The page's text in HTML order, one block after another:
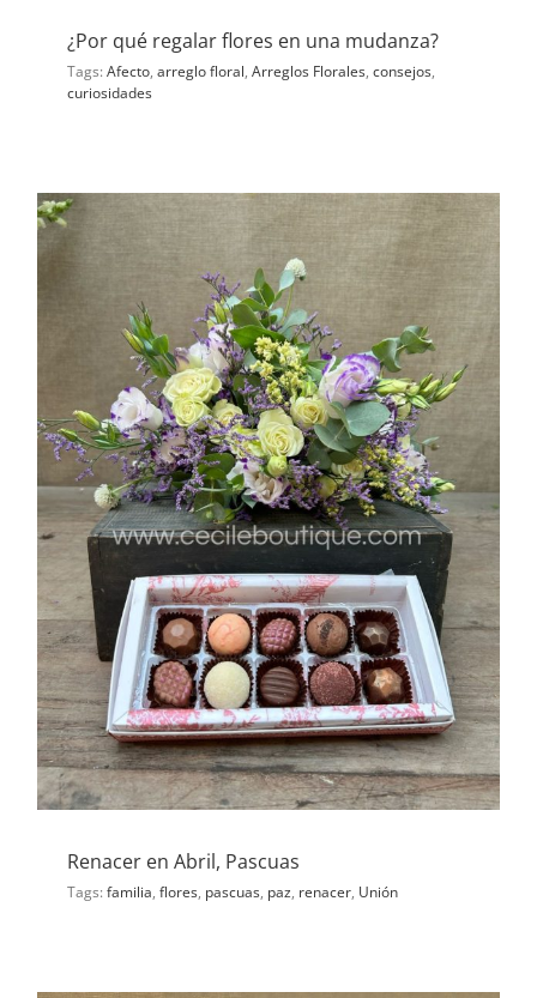
¿Por qué regalar flores en una mudanza?
Tags: Afecto, arreglo floral, Arreglos Florales, consejos,
curiosidades
Renacer en Abril, Pascuas
Tags: familia, flores, pascuas, paz, renacer, Unión